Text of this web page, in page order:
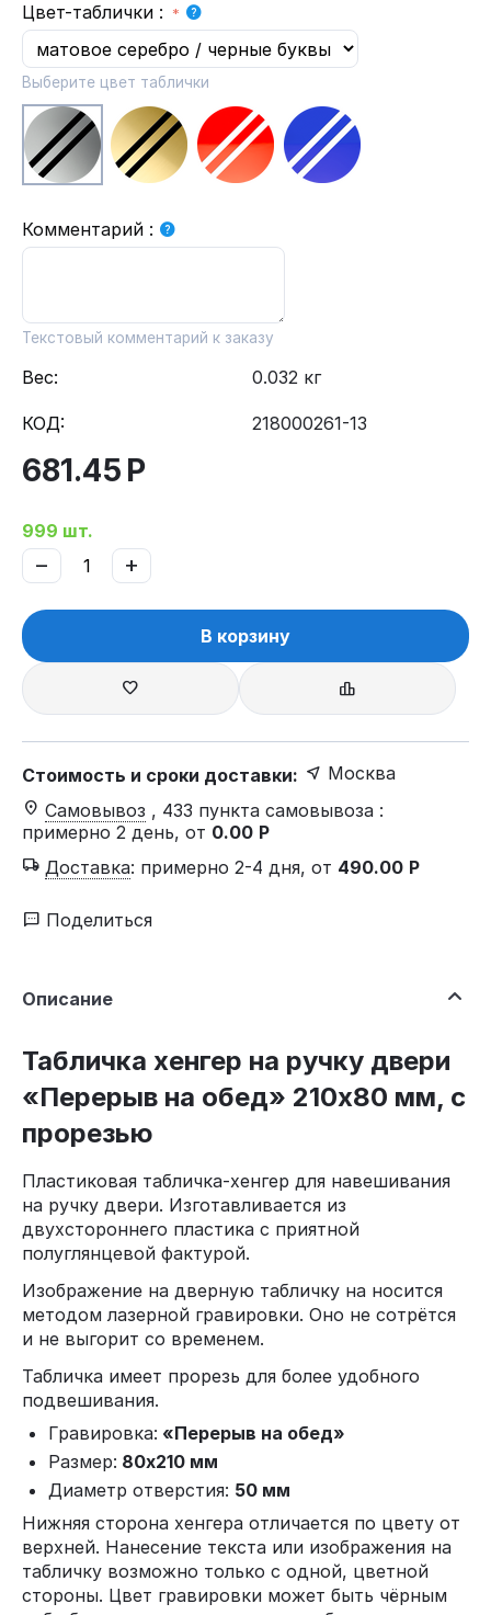
Цвет-таблички :
Выберите цвет таблички
Комментарий :
Текстовый комментарий к заказу
Вес: 0.032 кг
КОД: 218000261-13
681.45 Р
999 шт.
+
−
В корзину
Стоимость и сроки доставки:
Москва
Самовывоз , 433 пункта самовывоза :
примерно 2 день, от 0.00 Р
Доставка: примерно 2-4 дня, от 490.00 Р
Поделиться
Описание
Табличка хенгер на ручку двери
«Перерыв на обед» 210х80 мм, с
прорезью
Пластиковая табличка-хенгер для навешивания
на ручку двери. Изготавливается из
двухстороннего пластика с приятной
полуглянцевой фактурой.
Изображение на дверную табличку на носится
методом лазерной гравировки. Оно не сотрётся
и не выгорит со временем.
Табличка имеет прорезь для более удобного
подвешивания.
Гравировка: «Перерыв на обед»
Размер: 80х210 мм
Диаметр отверстия: 50 мм
Нижняя сторона хенгера отличается по цвету от
верхней. Нанесение текста или изображения на
табличку возможно только с одной, цветной
стороны. Цвет гравировки может быть чёрным